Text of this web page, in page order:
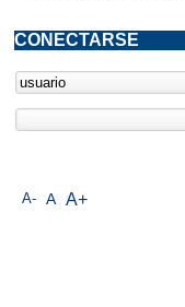
A- A A+
CONECTARSE